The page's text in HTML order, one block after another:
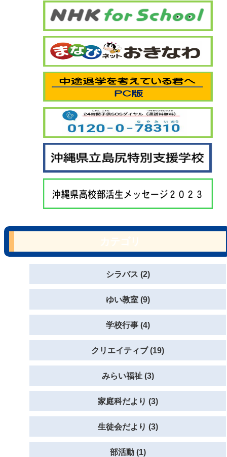
シラバス (2)
ゆい教室 (9)
学校行事 (4)
クリエイティブ (19)
みらい福祉 (3)
家庭科だより (3)
生徒会だより (3)
部活動 (1)